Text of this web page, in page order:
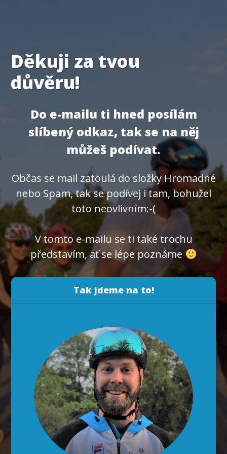
Děkuji za tvou
důvěru!
Do e-mailu ti hned posílám
slíbený odkaz, tak se na něj
můžeš podívat.
Občas se mail zatoulá do složky Hromadné
nebo Spam, tak se podívej i tam, bohužel
toto neovlivním:-(
V tomto e-mailu se ti také trochu
představím, ať se lépe poznáme
Tak jdeme na to!